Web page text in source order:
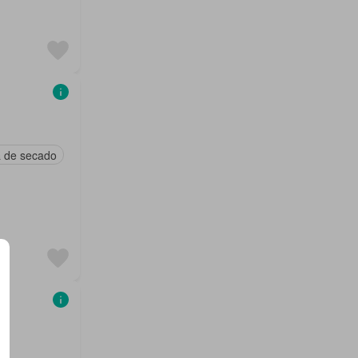
de secado